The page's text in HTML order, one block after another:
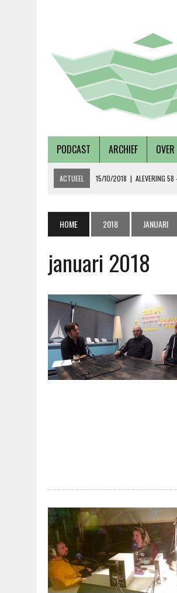
PODCAST ARCHIEF
ACTUEEL 15/10/2018 | ALEVERING 58
27/07/2018 | AFLEVERING 56 – OVER
AFLEVERING 59 – OVER
HOME 2018 JANUARI
januari 2018